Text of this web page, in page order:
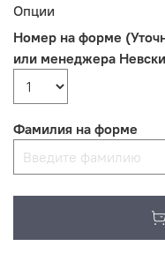
Опции
Номер на форме
или менеджера
Фамилия на форме